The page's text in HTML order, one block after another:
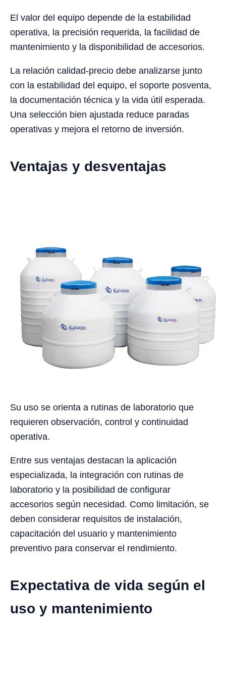
El valor del equipo depende de la estabilidad
operativa, la precisión requerida, la facilidad de
mantenimiento y la disponibilidad de accesorios.
La relación calidad-precio debe analizarse junto
con la estabilidad del equipo, el soporte posventa,
la documentación técnica y la vida útil esperada.
Una selección bien ajustada reduce paradas
operativas y mejora el retorno de inversión.
Ventajas y desventajas
Su uso se orienta a rutinas de laboratorio que
requieren observación, control y continuidad
operativa.
Entre sus ventajas destacan la aplicación
especializada, la integración con rutinas de
laboratorio y la posibilidad de configurar
accesorios según necesidad. Como limitación, se
deben considerar requisitos de instalación,
capacitación del usuario y mantenimiento
preventivo para conservar el rendimiento.
Expectativa de vida según el
uso y mantenimiento